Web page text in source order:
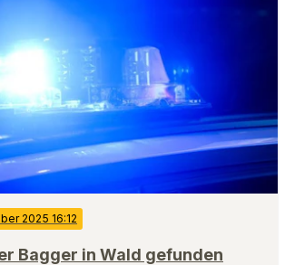
2025 16:12
Bagger in Wald gefunden